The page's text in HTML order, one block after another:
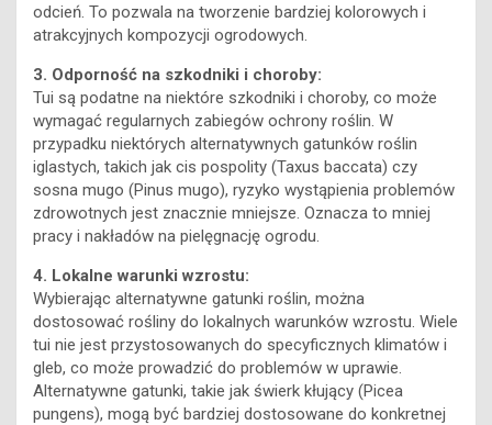
odcień. To pozwala na tworzenie bardziej kolorowych i
atrakcyjnych kompozycji ogrodowych.
3. Odporność na szkodniki i choroby:
Tui są podatne na niektóre szkodniki i choroby, co może
wymagać regularnych zabiegów ochrony roślin. W
przypadku niektórych alternatywnych gatunków roślin
iglastych, takich jak cis pospolity (Taxus baccata) czy
sosna mugo (Pinus mugo), ryzyko wystąpienia problemów
zdrowotnych jest znacznie mniejsze. Oznacza to mniej
pracy i nakładów na pielęgnację ogrodu.
4. Lokalne warunki wzrostu:
Wybierając alternatywne gatunki roślin, można
dostosować rośliny do lokalnych warunków wzrostu. Wiele
tui nie jest przystosowanych do specyficznych klimatów i
gleb, co może prowadzić do problemów w uprawie.
Alternatywne gatunki, takie jak świerk kłujący (Picea
pungens), mogą być bardziej dostosowane do konkretnej